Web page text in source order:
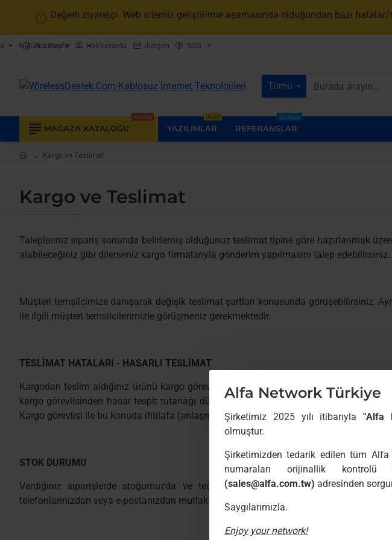
Alfa Network Türkiye
Şirketimiz 2025 yılı itibarıyla''Alfa
olmuştur.
Şirketimizden tedarik edilen tüm
numaraları orijinallik kontrolü
(sales@alfa.com.tw) adresinden
Saygılarımızla.
Enjoy your network!
Değerli ziyaretçi. Web sitemiz geliştirilme aşamasında olduğundan bazı
Ana Sayfa Hakkımızda İletişim SSS
₺ Türk Lirası
Tümü
Burada
MAĞAZA KATALOĞU
Keşfet
YAZILIMLAR
İndir
REFERANSLAR
Tavsiye
Kargo ve Teslimat
Kargo ve Teslimat
Talepleriniz sipariş sonunda belirlemiş olduğunuz teslimat tipine göre hazırlanmak
alabileceğiniz gibi dilerseniz kargo firmalarıyla gönderim yapılmasını talep edebilirsiniz.
Müşteri temsilcimize danışarak değişik teslimat şartları konusunda görüşebilirsiniz.
ile ilgili müşteri temsilcilerimizle görüşmeniz gerekmektedir.
TESLİMAT HATALARI - HASARLI TESLİMAT
Kargodan teslim aldığınız ürünü kargo görevlisinin yanında açıp, siparişinizi
kargo görevlisinden hasar tespit tutanağı düzenlemesini talep ediniz ve en kısa
Kargo görevlisi ile bu konuda ihtilafa (anlaşmazlığa) düşmeniz durumunda kargo
STOK DURUMU
Verdiğiniz siparişlerde stoğumuzda ve tedarikçi firmaların stoklarında
telefonlarınızdan veya e-postanızdan mutlaka size ulaşılarak haber verilecektir. Size